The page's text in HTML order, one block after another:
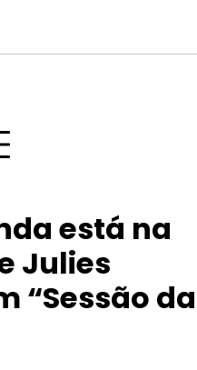
de apresentação no Rock in
está na
Julies
“Sessão da